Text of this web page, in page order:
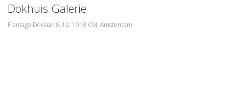
Dokhuis Galerie
Plantage Doklaan 8-12, 1018 CM, Amsterdam